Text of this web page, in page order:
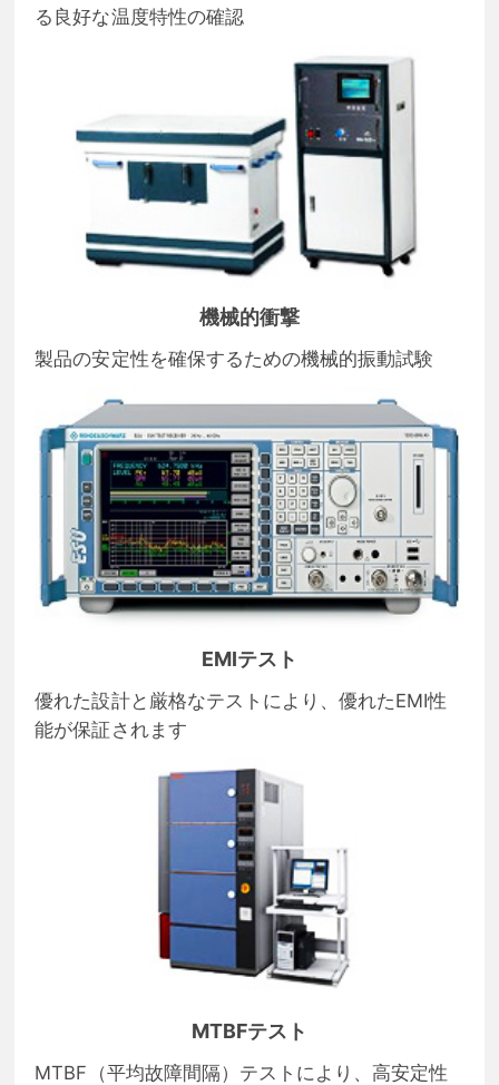
る良好な温度特性の確認
機械的衝撃
製品の安定性を確保するための機械的振動試験
EMIテスト
優れた設計と厳格なテストにより、優れたEMI性
能が保証されます
MTBFテスト
MTBF（平均故障間隔）テストにより、高安定性